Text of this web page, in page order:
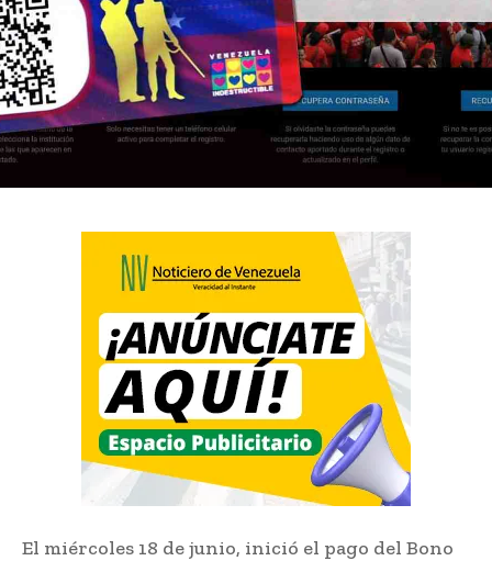
El miércoles 18 de junio, inició el pago del Bono